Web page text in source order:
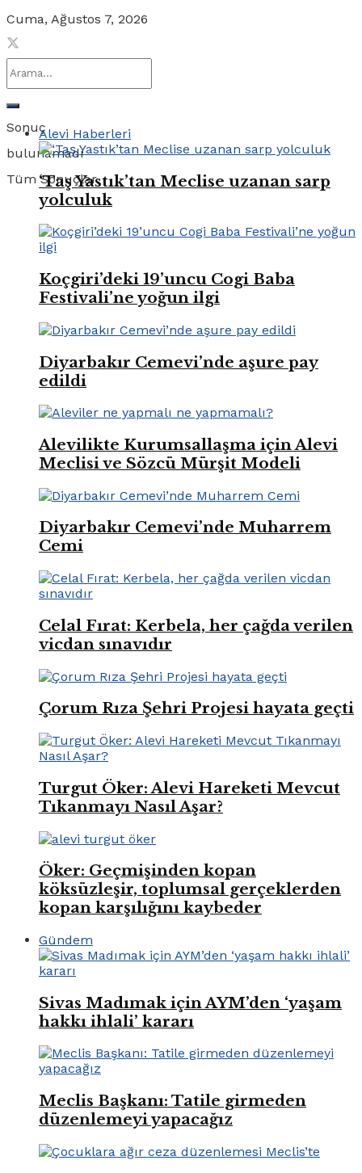
Cuma, Ağustos 7, 2026
Sonuç
bulunamadı
Tüm Sonuçlar
Alevi Haberleri
‘Taş Yastık’tan Meclise uzanan sarp
yolculuk
Koçgiri’deki 19’uncu Cogi Baba
Festivali’ne yoğun ilgi
Diyarbakır Cemevi’nde aşure pay
edildi
Alevilikte Kurumsallaşma için Alevi
Meclisi ve Sözcü Mürşit Modeli
Diyarbakır Cemevi’nde Muharrem
Cemi
Celal Fırat: Kerbela, her çağda verilen
vicdan sınavıdır
Çorum Rıza Şehri Projesi hayata geçti
Turgut Öker: Alevi Hareketi Mevcut
Tıkanmayı Nasıl Aşar?
Öker: Geçmişinden kopan
köksüzleşir, toplumsal gerçeklerden
kopan karşılığını kaybeder
Gündem
Sivas Madımak için AYM’den ‘yaşam
hakkı ihlali’ kararı
Meclis Başkanı: Tatile girmeden
düzenlemeyi yapacağız